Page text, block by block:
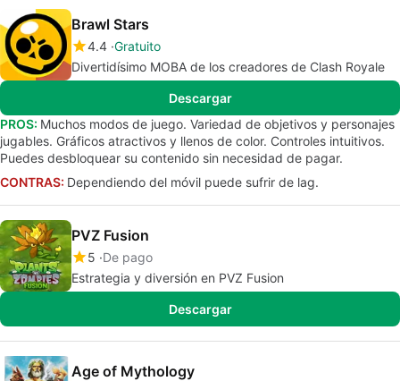
Brawl Stars
4.4 Gratuito
Divertidísimo MOBA de los creadores de Clash Royale
Descargar
PROS: Muchos modos de juego. Variedad de objetivos y personajes
jugables. Gráficos atractivos y llenos de color. Controles intuitivos.
Puedes desbloquear su contenido sin necesidad de pagar.
CONTRAS: Dependiendo del móvil puede sufrir de lag.
PVZ Fusion
5 De pago
Estrategia y diversión en PVZ Fusion
Descargar
Age of Mythology